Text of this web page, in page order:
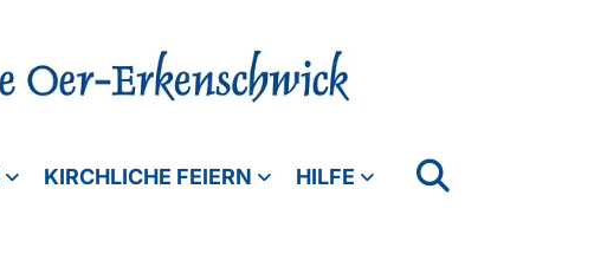
KIRCHLICHE FEIERN HILFE